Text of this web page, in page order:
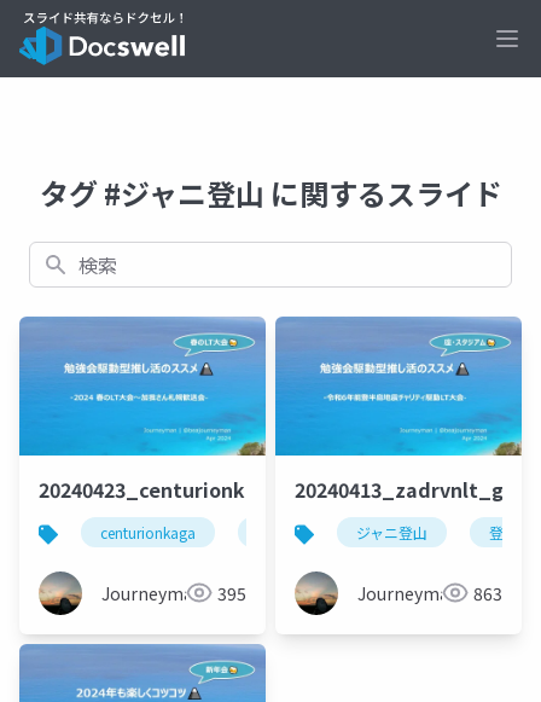
タグ #ジャニ登山 に関するスライド
検索
20240423_centurionkaga_beajouneyman
centurionkaga ジャニ登山 jawsug 登山
Journeyman 395
ジャニ登山 登山
Journeyman 863